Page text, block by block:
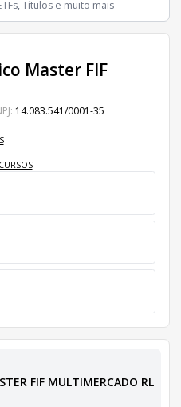
Master FIF
14.083.541/0001-35
FIF MULTIMERCADO RL